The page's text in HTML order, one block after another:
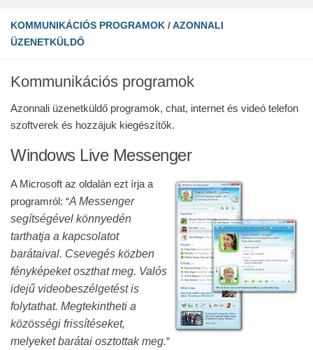
KOMMUNIKÁCIÓS PROGRAMOK /AZONNALI
ÜZENETKÜLDŐ
Kommunikációs programok
Azonnali üzenetküldő programok, chat, internet és videó telefon
szoftverek és hozzájuk kiegészítők.
Windows Live Messenger
A Microsoft az oldalán ezt írja a
programról: “A Messenger
segítségével könnyedén
tarthatja a kapcsolatot
barátaival. Csevegés közben
fényképeket oszthat meg. Valós
idejű videobeszélgetést is
folytathat. Megtekintheti a
közösségi frissítéseket,
melyeket barátai osztottak meg.”